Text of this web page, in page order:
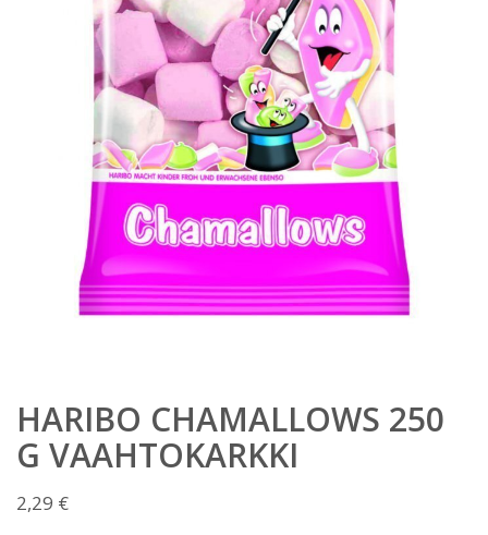
HARIBO CHAMALLOWS 250
G VAAHTOKARKKI
2,29 €